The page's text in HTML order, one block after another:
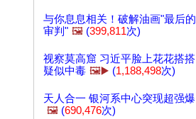
与你息息相关！破解油画"最后的
审判" 🖼️ (399,811次)
视察莫高窟 习近平脸上花花搭搭
疑似中毒 🖼️▶️ (1,188,498次)
天人合一 银河系中心突现超强爆
🖼️ (690,476次)